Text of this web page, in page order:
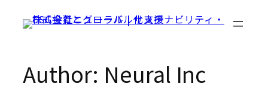
Author: Neural Inc